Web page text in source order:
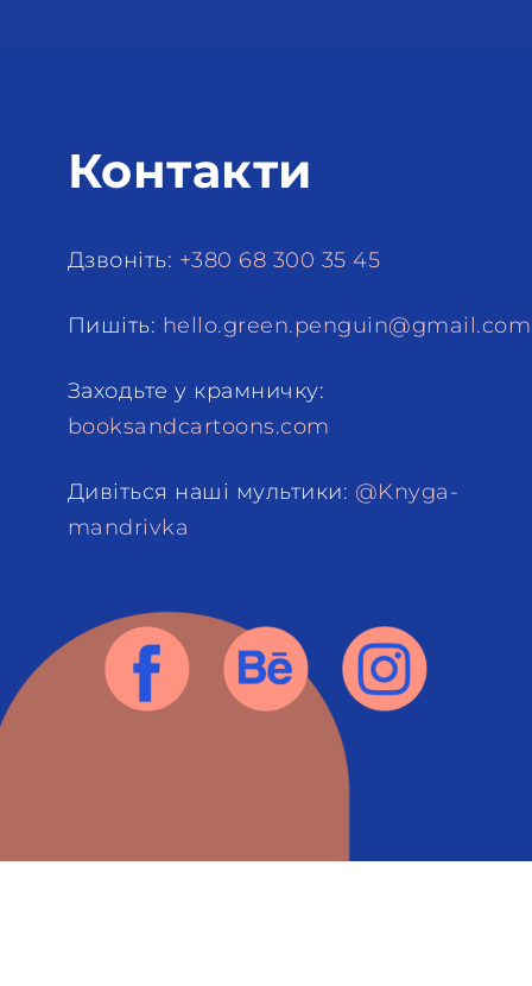
Контакти
Дзвоніть: +380 68 300 35 45
Пишіть: hello.green.penguin@gmail.com
Заходьте у крамничку:
booksandcartoons.com
Дивіться наші мультики: @Knyga-
mandrivka